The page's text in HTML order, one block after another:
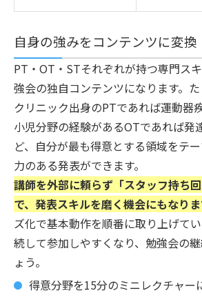
自身の強みをコンテンツに変換
PT・OT・STそれぞれが持つ専門ス
強会の独自コンテンツになります。
クリニック出身のPTであれば運動器
小児分野の経験があるOTであれば発
ど、自分が最も得意とする領域をテ
力のある発表ができます。
講師を外部に頼らず「スタッフ持ち
で、発表スキルを磨く機会にもなり
ズ化で基本動作を順番に取り上げて
続して参加しやすくなり、勉強会の
ょう。
得意分野を15分のミニレクチャー